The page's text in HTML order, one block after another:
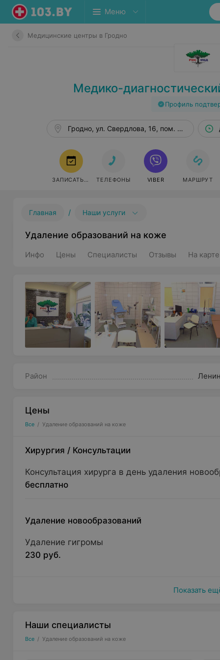
Меню
Медицинские центры в Гродно
Медико-
Профиль
Гродно, ул. Свердлова, 16, пом. 23–24
ЗАПИСАТЬСЯ ТЕЛЕФОНЫ VIBER МАРШРУТ
Главная / Наши услуги
Удаление образований на коже
Инфо Цены Специалисты Отзывы На карте
Район
Цены
Все / Удаление образований на коже
Хирургия / Консультации
Консультация хирурга в день удаления
бесплатно
Удаление новообразований
Удаление гигромы
230 руб.
Показать
Наши специалисты
Все / Удаление образований на коже